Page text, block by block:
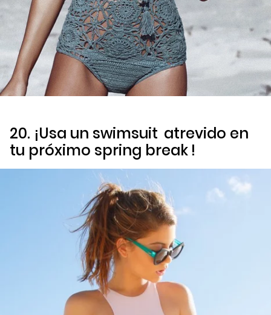
20. ¡Usa un swimsuit atrevido en
tu próximo spring break !